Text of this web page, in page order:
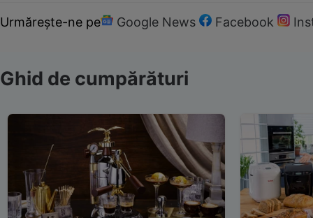
Urmărește-ne pe Google News Facebook
Ghid de cumpărături